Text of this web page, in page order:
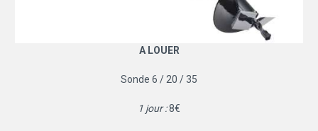
A LOUER
Sonde 6 / 20 / 35
1 jour :8€